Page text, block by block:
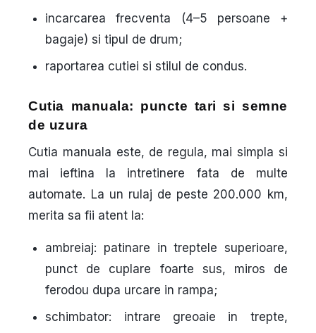
incarcarea frecventa (4–5 persoane +
bagaje) si tipul de drum;
raportarea cutiei si stilul de condus.
Cutia manuala: puncte tari si semne
de uzura
Cutia manuala este, de regula, mai simpla si
mai ieftina la intretinere fata de multe
automate. La un rulaj de peste 200.000 km,
merita sa fii atent la:
ambreiaj: patinare in treptele superioare,
punct de cuplare foarte sus, miros de
ferodou dupa urcare in rampa;
schimbator: intrare greoaie in trepte,